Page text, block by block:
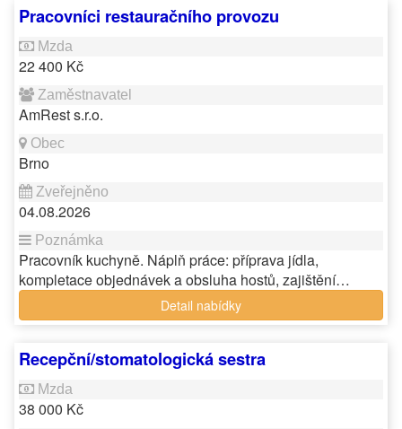
Pracovníci restauračního provozu
22 400 Kč
AmRest s.r.o.
Brno
04.08.2026
Pracovník kuchyně. Náplň práce: příprava jídla,
kompletace objednávek a obsluha hostů, zajištění…
Detail nabídky
Recepční/stomatologická sestra
38 000 Kč